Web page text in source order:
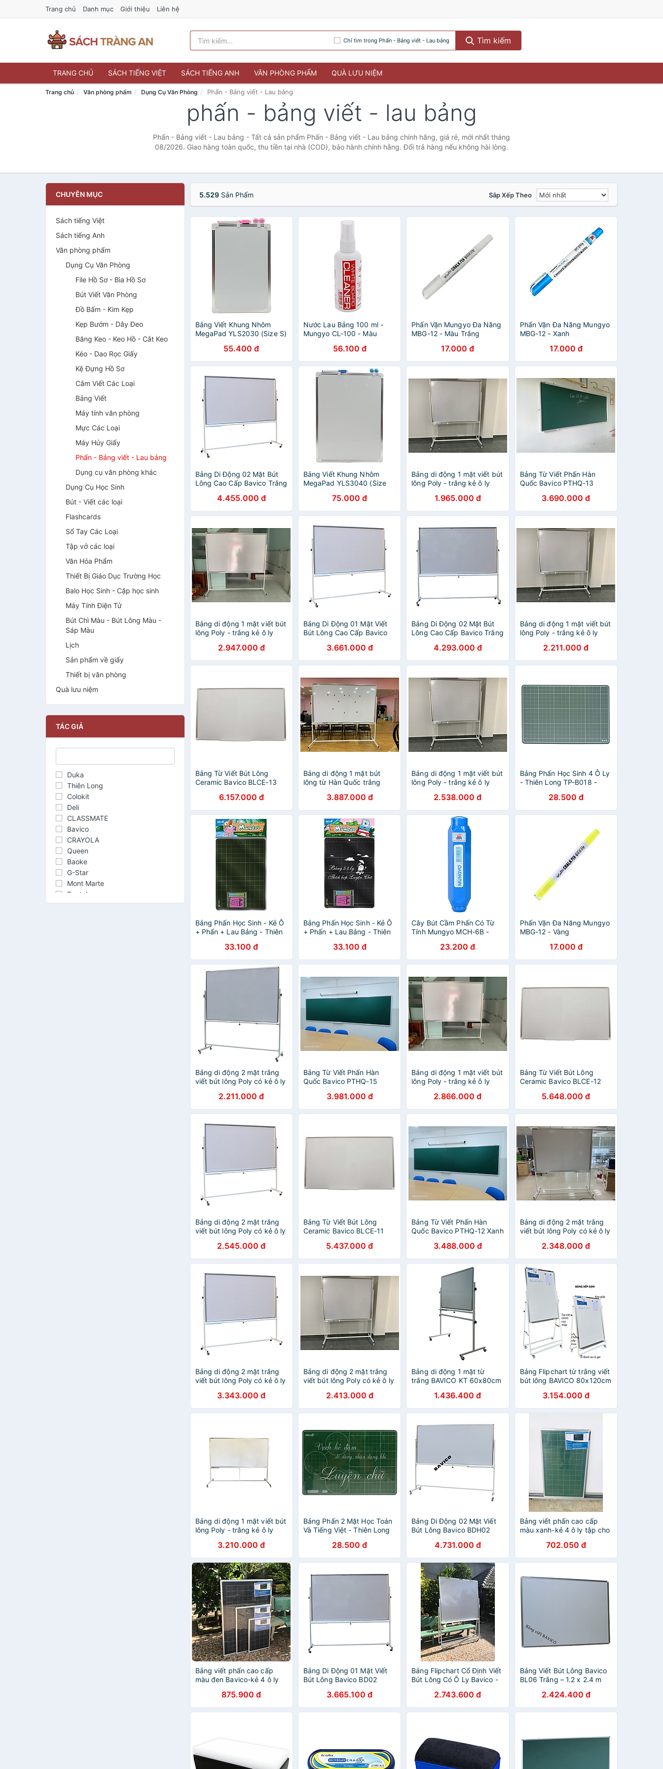
Trang chủ Danh mục Giới thiệu Liên hệ
Chỉ tìm trong Phấn - Bảng viết - Lau bảng Tìm kiếm
TRANG CHỦ SÁCH TIẾNG VIỆT SÁCH TIẾNG ANH VĂN PHÒNG PHẨM QUÀ LƯU NIỆM
Trang chủ Văn phòng phẩm Dụng Cụ Văn Phòng Phấn - Bảng viết - Lau bảng
phấn - bảng viết - lau bảng
Phấn - Bảng viết - Lau bảng - Tất cả sản phẩm Phấn - Bảng viết - Lau bảng chính hãng, giá rẻ, mới nhất tháng
08/2026. Giao hàng toàn quốc, thu tiền tại nhà (COD), bảo hành chính hãng. Đổi trả hàng nếu không hài lòng.
CHUYÊN MỤC
Sách tiếng Việt
Sách tiếng Anh
Văn phòng phẩm
Dụng Cụ Văn Phòng
File Hồ Sơ - Bìa Hồ Sơ
Bút Viết Văn Phòng
Đồ Bấm - Kim Kẹp
Kẹp Bướm - Dây Đeo
Băng Keo - Keo Hồ - Cắt Keo
Kéo - Dao Rọc Giấy
Kệ Đựng Hồ Sơ
Cắm Viết Các Loại
Bảng Viết
Máy tính văn phòng
Mực Các Loại
Máy Hủy Giấy
Phấn - Bảng viết - Lau bảng
Dụng cụ văn phòng khác
Dụng Cụ Học Sinh
Bút - Viết các loại
Flashcards
Sổ Tay Các Loại
Tập vở các loại
Văn Hóa Phẩm
Thiết Bị Giáo Dục Trường Học
Balo Học Sinh - Cặp học sinh
Máy Tính Điện Tử
Bút Chì Màu - Bút Lông Màu -
Sáp Màu
Lịch
Sản phẩm về giấy
Thiết bị văn phòng
Quà lưu niệm
TÁC GIẢ
Duka
Thiên Long
Colokit
Deli
CLASSMATE
Bavico
CRAYOLA
Queen
Baoke
G-Star
Mont Marte
Pentel
Đông A
5.529Sản Phẩm Sắp Xếp Theo
Bảng Viết Khung Nhôm
MegaPad YLS2030 (Size S)
55.400 đ
Nước Lau Bảng 100 ml -
Mungyo CL-100 - Màu
56.100 đ
Phấn Vặn Mungyo Đa Năng
MBG-12 - Màu Trắng
17.000 đ
Phấn Vặn Đa Năng Mungyo
MBG-12 - Xanh
17.000 đ
Bảng Di Động 02 Mặt Bút
Lông Cao Cấp Bavico Trắng
4.455.000 đ
Bảng Viết Khung Nhôm
MegaPad YLS3040 (Size
75.000 đ
Bảng di động 1 mặt viết bút
lông Poly - trắng kẻ ô ly
1.965.000 đ
Bảng Từ Viết Phấn Hàn
Quốc Bavico PTHQ-13
3.690.000 đ
Bảng di động 1 mặt viết bút
lông Poly - trắng kẻ ô ly
2.947.000 đ
Bảng Di Động 01 Mặt Viết
Bút Lông Cao Cấp Bavico
3.661.000 đ
Bảng Di Động 02 Mặt Bút
Lông Cao Cấp Bavico Trắng
4.293.000 đ
Bảng di động 1 mặt viết bút
lông Poly - trắng kẻ ô ly
2.211.000 đ
Bảng Từ Viết Bút Lông
Ceramic Bavico BLCE-13
6.157.000 đ
Bảng di động 1 mặt bút
lông từ Hàn Quốc trắng
3.887.000 đ
Bảng di động 1 mặt viết bút
lông Poly - trắng kẻ ô ly
2.538.000 đ
Bảng Phấn Học Sinh 4 Ô Ly
- Thiên Long TP-B018 -
28.500 đ
Bảng Phấn Học Sinh - Kẻ Ô
+ Phấn + Lau Bảng - Thiên
33.100 đ
Bảng Phấn Học Sinh - Kẻ Ô
+ Phấn + Lau Bảng - Thiên
33.100 đ
Cây Bút Cầm Phấn Có Từ
Tính Mungyo MCH-6B -
23.200 đ
Phấn Vặn Đa Năng Mungyo
MBG-12 - Vàng
17.000 đ
Bảng di động 2 mặt trắng
viết bút lông Poly có kẻ ô ly
2.211.000 đ
Bảng Từ Viết Phấn Hàn
Quốc Bavico PTHQ-15
3.981.000 đ
Bảng di động 1 mặt viết bút
lông Poly - trắng kẻ ô ly
2.866.000 đ
Bảng Từ Viết Bút Lông
Ceramic Bavico BLCE-12
5.648.000 đ
Bảng di động 2 mặt trắng
viết bút lông Poly có kẻ ô ly
2.545.000 đ
Bảng Từ Viết Bút Lông
Ceramic Bavico BLCE-11
5.437.000 đ
Bảng Từ Viết Phấn Hàn
Quốc Bavico PTHQ-12 Xanh
3.488.000 đ
Bảng di động 2 mặt trắng
viết bút lông Poly có kẻ ô ly
2.348.000 đ
Bảng di động 2 mặt trắng
viết bút lông Poly có kẻ ô ly
3.343.000 đ
Bảng di động 2 mặt trắng
viết bút lông Poly có kẻ ô ly
2.413.000 đ
Bảng di động 1 mặt từ
trắng BAVICO KT 60x80cm
1.436.400 đ
Bảng Flipchart từ trắng viết
bút lông BAVICO 80x120cm
3.154.000 đ
Bảng di động 1 mặt viết bút
lông Poly - trắng kẻ ô ly
3.210.000 đ
Bảng Phấn 2 Mặt Học Toán
Và Tiếng Việt - Thiên Long
(Theo Chương Trình Chân
Trời Sáng Tạo)
28.500 đ
Bảng Di Động 02 Mặt Viết
Bút Lông Bavico BDH02
4.731.000 đ
Bảng viết phấn cao cấp
màu xanh-kẻ 4 ô ly tập cho
702.050 đ
Bảng viết phấn cao cấp
màu đen Bavico-kẻ 4 ô ly
KT tùy chọn875.900 đ
Bảng Di Động 01 Mặt Viết
Bút Lông Bavico BD02
3.665.100 đ
Bảng Flipchart Cố Định Viết
Bút Lông Có Ô Ly Bavico -
2.743.600 đ
Bảng Viết Bút Lông Bavico
BL06 Trắng – 1.2 x 2.4 m
2.424.400 đ